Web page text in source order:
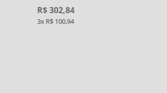
R$302,84
3 R$100,94